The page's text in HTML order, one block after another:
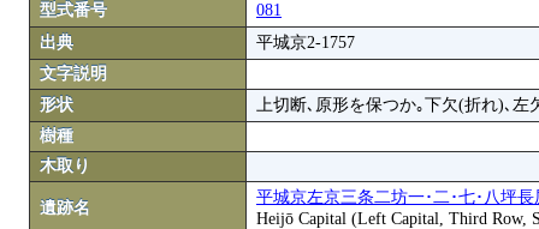
型式番号
081
出典
平城京2-1757
文字説明
形状
上切断､原形を保つか｡下欠(折れ)､左
樹種
木取り
遺跡名
平城京左京三条二坊一･二･七･八坪長
Heijō Capital (Left Capital, Third Row,